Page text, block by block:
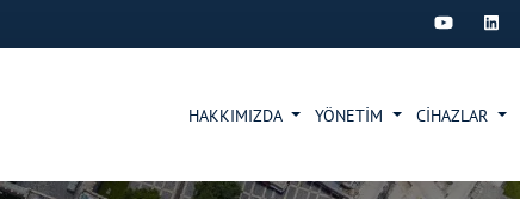
HAKKIMIZDA YÖNETİM CİHAZLAR